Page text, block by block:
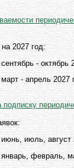
2027 год:
- октябрь
- апрель 2027
подписку
июль, август
февраль,